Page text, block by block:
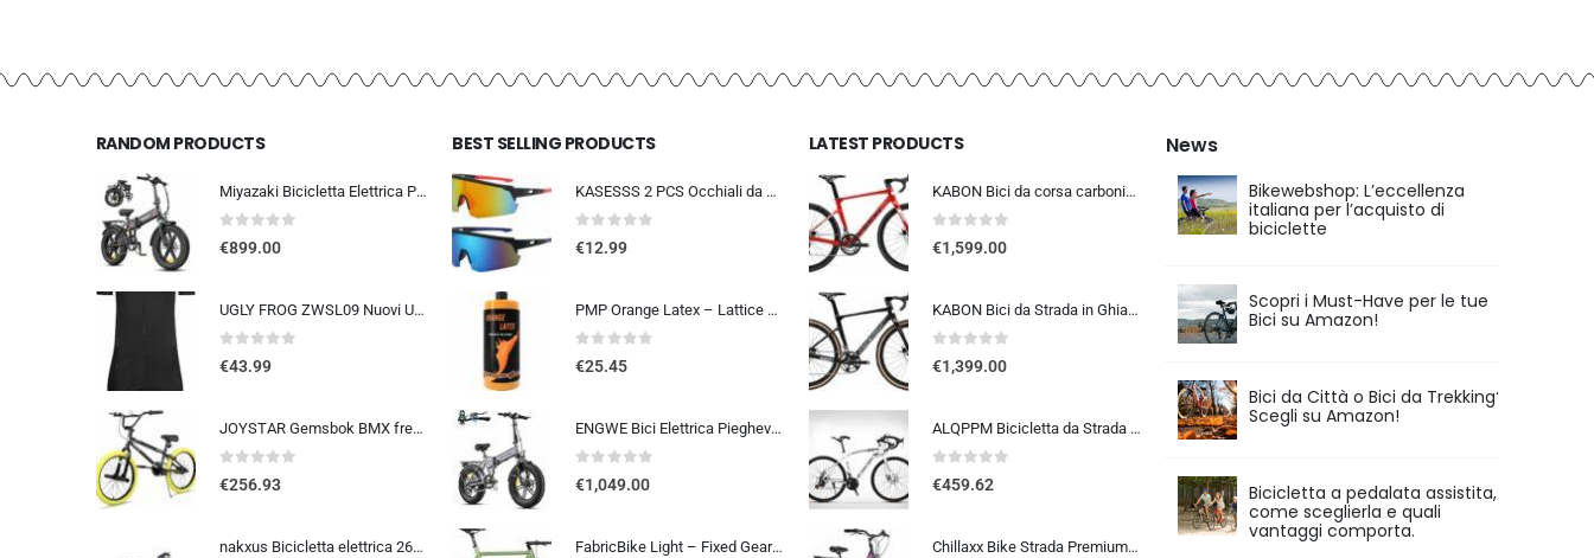
RANDOM PRODUCTS
Miyazaki Bicicletta Elettrica Pieghevole per Adulti – Ebike con Motore Brushless – Batteria Rimovibile 48V 14Ah – Bicicletta
0out of 5
€899.00
UGLY FROG ZWSL09 Nuovi Uomini Traspirante Primavera Autunno A Maniche Corta Ciclismo Body Skinsuit All’aperto Sportswear A…
0out of 5
€43.99
JOYSTAR Gemsbok BMX freestyle da 20/24 pollici per bambini dai 9 ai 14 anni, mountain bike da 20/24 pollici per bambini
0out of 5
€256.93
nakxus Bicicletta elettrica 26M208, bicicletta elettrica da 26″, da trekking, con batteria al litio da 36 V, 12,5 Ah, fino a 100 KM, motore da 250 W, compatibile con l’UE, colore: grigio
BEST SELLING PRODUCTS
KASESSS 2 PCS Occhiali da Sole Sportivi, Occhiali da Ciclismo per Uomini Donne, Occhiali da Sole da Ciclismo, UV400 Occhiali
0out of 5
€12.99
PMP Orange Latex – Lattice Liquido Sigillante Antiforatura per Coperture Tubeless MTB e STRADA. La Tua Assicurazione Contro l
0out of 5
€25.45
ENGWE Bici Elettrica Pieghevole, Bicicletta Elettrica da 48V 13Ah Batteria Rimovibile, Autonomia di 50-120 km E-bike，20″×4.0″ Fat Tire 7 Velocità ebike da per Ogni Terreno
0out of 5
€1,049.00
FabricBike Light – Fixed Gear bicicletta, Single Speed Fixie completa mozzo, Telaio in alluminio e forcella, ruote 28, 6 c…
LATEST PRODUCTS
KABON Bici da corsa carbonio, 700C bici da strada T800 Completamente carbonio con Shimano 105 R7000 22 velocità 8.1 KG Leg…
0out of 5
€1,599.00
KABON Bici da Strada in Ghiaia di Carbonio, Bicicletta con Telaio in Fibra di Carbonio T800 con Bicicletta da Corsa con Fr…
0out of 5
€1,399.00
ALQPPM Bicicletta da Strada da 26 Pollici, Bici da 24 Velocità, Freno a Doppio Disco, Telaio in Acciaio ad Alto Tenore Di …
0out of 5
€459.62
Chillaxx Bike Strada Premium City Bike da 26 e 28 pollici, bicicletta per ragazze, ragazzi, uomini e donne, cambio a 21 ma…
News
Bikewebshop: L’eccellenza
italiana per l’acquisto di
biciclette
Scopri i Must-Have per le tue
Bici su Amazon!
Bici da Città o Bici da Trekking?
Scegli su Amazon!
Bicicletta a pedalata assistita,
come sceglierla e quali
vantaggi comporta.